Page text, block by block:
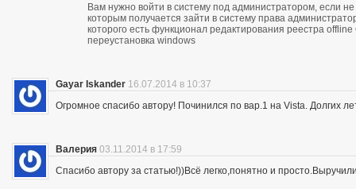
Вам нужно войти в систему под администратором, если
которым получается зайти в систему права
которого есть функционал редактирования реестра
переустановка windows
Gayar Iskander 16.07.2014 в 10:37
Огромное спасибо автору! Починился по вар.1 на Vista. Долгих
Валерия 03.11.2014 в 17:59
Спасибо автору за статью!))Всё легко,понятно и